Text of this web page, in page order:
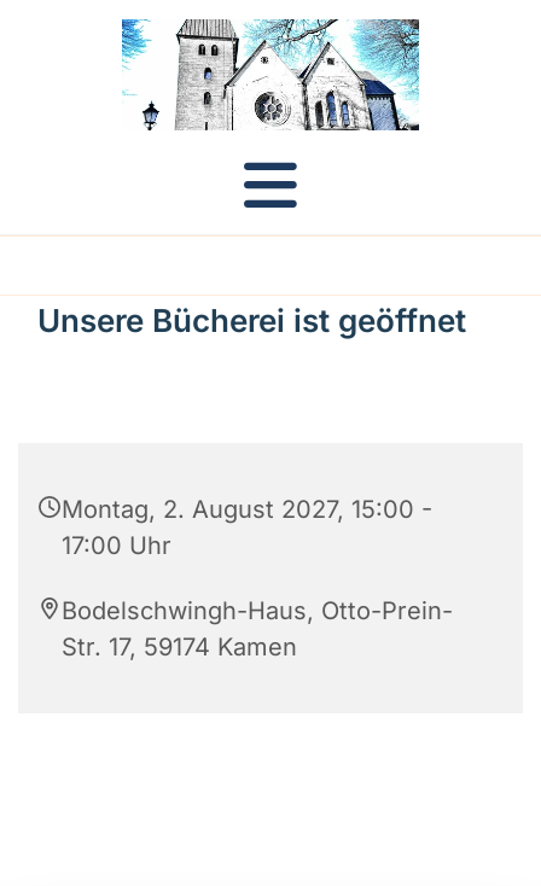
Unsere Bücherei ist geöffnet
Montag, 2. August 2027, 15:00 -
17:00 Uhr
Bodelschwingh-Haus, Otto-Prein-
Str. 17, 59174 Kamen